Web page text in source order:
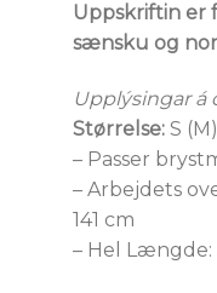
Uppskriftin er
sænsku og
Upplýsingar á
Størrelse: S
– Passer
– Arbejdets
141 cm
– Hel Længde: